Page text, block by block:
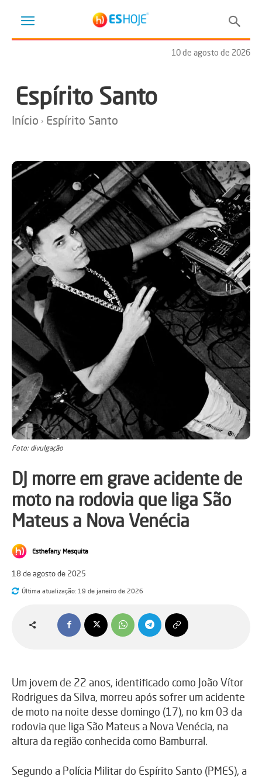
10 de agosto de 2026
Espírito Santo
Início Espírito Santo
Foto: divulgação
DJ morre em grave acidente de
moto na rodovia que liga São
Mateus a Nova Venécia
Esthefany Mesquita
18 de agosto de 2025
Última atualização: 19 de janeiro de 2026
Um jovem de 22 anos, identificado como João Vítor
Rodrigues da Silva, morreu após sofrer um acidente
de moto na noite desse domingo (17), no km 03 da
rodovia que liga São Mateus a Nova Venécia, na
altura da região conhecida como Bamburral.
Segundo a Polícia Militar do Espírito Santo (PMES), a